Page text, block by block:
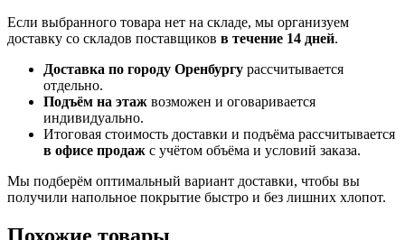
Если выбранного товара нет на складе, мы организуем
доставку со складов поставщиков в течение 14 дней.
Доставка по городу Оренбургу рассчитывается
отдельно.
Подъём на этаж возможен и оговаривается
индивидуально.
Итоговая стоимость доставки и подъёма рассчитывается
в офисе продаж с учётом объёма и условий заказа.
Мы подберём оптимальный вариант доставки, чтобы вы
получили напольное покрытие быстро и без лишних хлопот.
Похожие товары